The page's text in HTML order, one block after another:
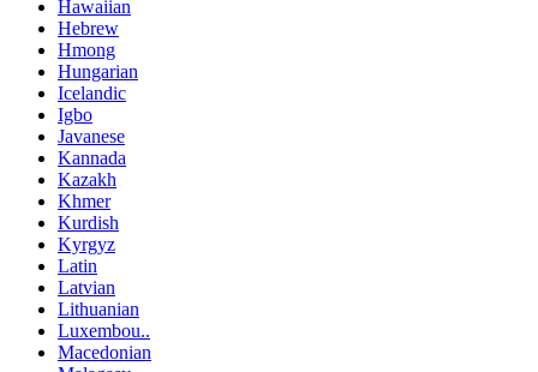
Hawaiian
Hebrew
Hmong
Hungarian
Icelandic
Igbo
Javanese
Kannada
Kazakh
Khmer
Kurdish
Kyrgyz
Latin
Latvian
Lithuanian
Luxembou..
Macedonian